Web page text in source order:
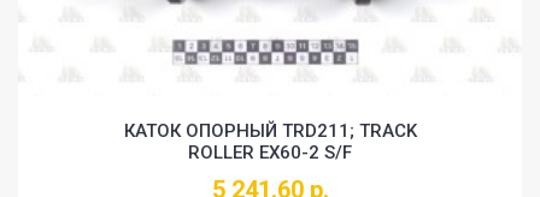
КАТОК ОПОРНЫЙ TRD211; TRACK
ROLLER EX60-2 S/F
5 241.60 р.